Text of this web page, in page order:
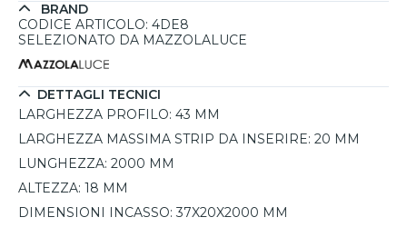
plafone, a sospensione e per illuminazione perimetrale. Le
dimensioni della larghezza permettono l’installazione di
dell’illuminazione. Presenta due alloggiamenti per il
dissipatore, consentendo una regolazione dell’emissione
luminosa in base alle esigenze. Deve essere completato
con un diffusore in policarbonato, disponibile nelle versioni
emissione laterale). - realizzato in alluminio estruso bianco
per un’elevata dissipazione del calore - compatibile con
diverse modalità di installazione: incasso, sospensione,
BRAND
CODICE ARTICOLO: 4DE8
SELEZIONATO DA MAZZOLALUCE
DETTAGLI TECNICI
LARGHEZZA PROFILO: 43 MM
LARGHEZZA MASSIMA STRIP DA INSERIRE: 20 MM
LUNGHEZZA: 2000 MM
ALTEZZA: 18 MM
DIMENSIONI INCASSO: 37X20X2000 MM